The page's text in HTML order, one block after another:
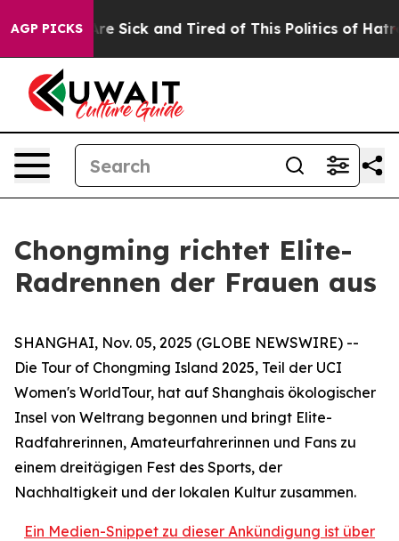
AGP PICKSAre Sick and Tired of This Politics of Hatred”
Chongming richtet Elite-
Radrennen der Frauen aus
SHANGHAI, Nov. 05, 2025 (GLOBE NEWSWIRE) --
Die Tour of Chongming Island 2025, Teil der UCI
Women's WorldTour, hat auf Shanghais ökologischer
Insel von Weltrang begonnen und bringt Elite-
Radfahrerinnen, Amateurfahrerinnen und Fans zu
einem dreitägigen Fest des Sports, der
Nachhaltigkeit und der lokalen Kultur zusammen.
Ein Medien-Snippet zu dieser Ankündigung ist über